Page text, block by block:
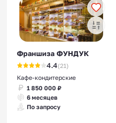
Франшиза ФУНДУК
4.4(21)
Кафе-кондитерские
1 850 000 ₽
6 месяцев
По запросу